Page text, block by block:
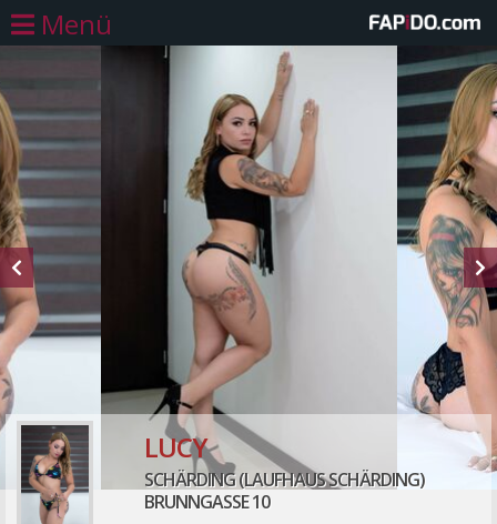
Menü
LUCY
SCHÄRDING (LAUFHAUS SCHÄRDING)
BRUNNGASSE 10